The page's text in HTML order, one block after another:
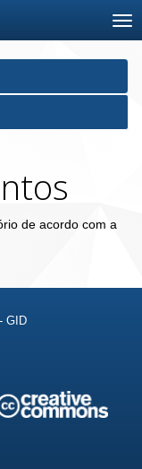
de acordo com a
GID